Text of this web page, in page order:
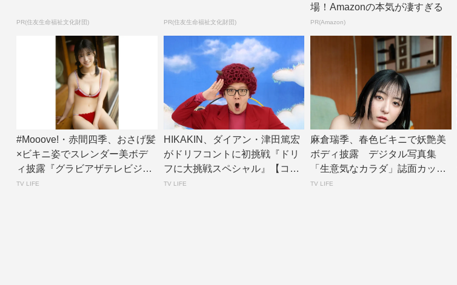
PR(住友生命福祉文化財団) PR(住友生命福祉文化財団)
場！Amazonの本気が凄すぎる
PR(Amazon)
#Mooove!・赤間四季、おさげ髪
×ビキニ姿でスレンダー美ボデ
ィ披露『グラビアザテレビジョ
ン』アザ...
TV LIFE
HIKAKIN、ダイアン・津田篤宏
がドリフコントに初挑戦『ドリ
フに大挑戦スペシャル』【コメ
ントあり】...
TV LIFE
麻倉瑞季、春色ビキニで妖艶美
ボディ披露 デジタル写真集
「生意気なカラダ」誌面カット
公開 | TV L...
TV LIFE